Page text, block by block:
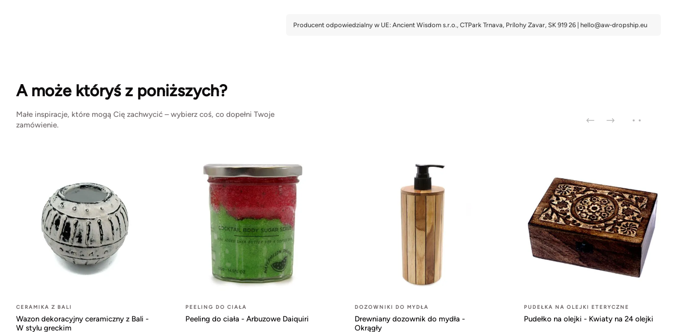
A może któryś z poniższych?
Małe inspiracje, które mogą Cię zachwycić – wybierz coś, co dopełni Twoje
zamówienie.
CERAMIKA Z BALI
Wazon dekoracyjny ceramiczny z Bali -
W stylu greckim
PEELING DO CIAŁA
Peeling do ciała - Arbuzowe Daiquiri
DOZOWNIKI DO MYDŁA
Drewniany dozownik do mydła -
Okrągły
PUDEŁKA NA OLEJKI ETERYCZNE
Pudełko na olejki - Kwiaty na 24 olejki